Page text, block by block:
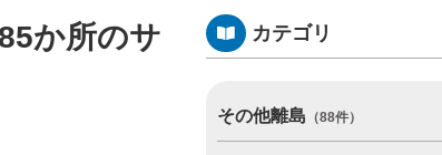
か所のサ
カテゴリ
その他離島 （88件）